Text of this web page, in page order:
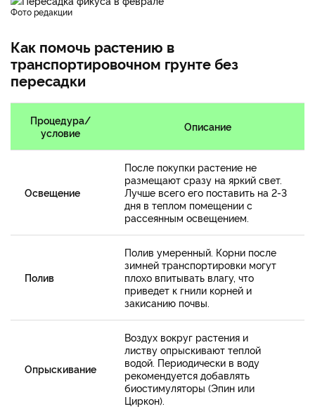
фото редакции
Как помочь растению в
транспортировочном грунте без
пересадки
Процедура/
условие
Описание
Освещение
После покупки растение не
размещают сразу на яркий свет.
Лучше всего его поставить на 2-3
дня в теплом помещении с
рассеянным освещением.
Полив
Полив умеренный. Корни после
зимней транспортировки могут
плохо впитывать влагу, что
приведет к гнили корней и
закисанию почвы.
Опрыскивание
Воздух вокруг растения и
листву опрыскивают теплой
водой. Периодически в воду
рекомендуется добавлять
биостимуляторы (Эпин или
Циркон).